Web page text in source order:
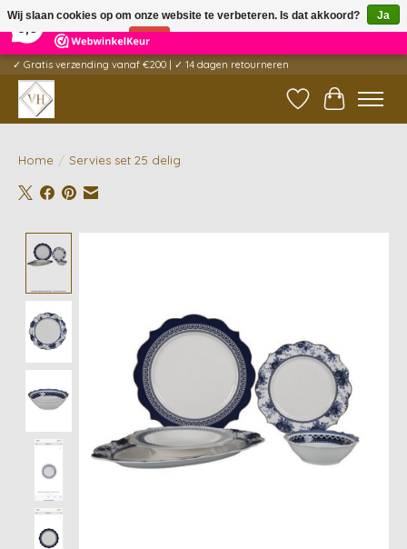
5 Reviews ×
✓ Gratis verzending vanaf €200 | ✓ 14 dagen retourneren
Verlanglijst
Home / Servies set 25 delig
Wij slaan cookies op om onze website te verbeteren. Is dat akkoord?
Ja
Nee